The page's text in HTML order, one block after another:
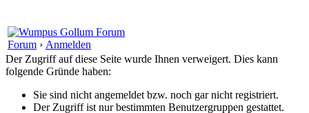
Forum › Anmelden
Der Zugriff auf diese Seite wurde Ihnen verweigert. Dies kann
folgende Gründe haben:
Sie sind nicht angemeldet bzw. noch gar nicht registriert.
Der Zugriff ist nur bestimmten Benutzergruppen gestattet.